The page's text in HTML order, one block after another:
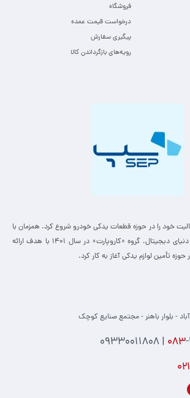
فروشگاه
درخواست قیمت عمده
پیگیری سفارش
رویه‌های بازگرداندن کالا
از سال ۱۳۸۹ فعالیت خود را در حوزه قطعات یدکی خودرو شروع کرد. همزمان با
رشد و توسعه فناوری در دنیای دیجیتال، گروه «کاروپارت» در سال ۱۴۰۱ با هدف ارائه
تأمین لوازم یدکی آغاز به کار کرد.
- بلوار باهنر - مجتمع صنایع کوچک
-